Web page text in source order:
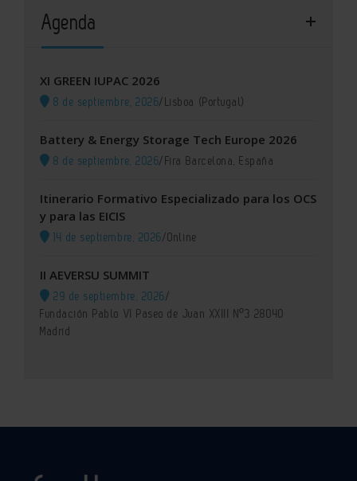
Agenda
XI GREEN IUPAC 2026
8 de septiembre, 2026/Lisboa (Portugal)
Battery & Energy Storage Tech Europe 2026
8 de septiembre, 2026/Fira Barcelona, España
Itinerario Formativo Especializado para los OCS
y para las EICIS
14 de septiembre, 2026/Online
II AEVERSU SUMMIT
29 de septiembre, 2026/
Fundación Pablo VI Paseo de Juan XXIII Nº3 28040
Madrid